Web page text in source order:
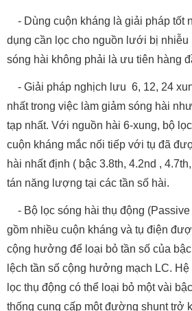
- Dùng cuộn kháng là giải pháp tốt
dụng cần lọc cho nguồn lưới bị nhiễu
sóng hài không phải là ưu tiên hàng
- Giải pháp nghịch lưu 6, 12, 24
nhất trong việc làm giảm sóng hài
tạp nhất. Với nguồn hài 6-xung, bộ
cuộn kháng mắc nối tiếp với tụ đã
hài nhất định ( bậc 3.8th, 4.2nd ,
tán năng lượng tại các tần số hài.
- Bộ lọc sóng hài thụ động (Passive
gồm nhiều cuộn kháng và tụ điện
cộng hưởng để loại bỏ tần số của
lệch tần số cộng hưởng mạch LC.
lọc thụ động có thể loại bỏ một vài
thống cung cấp một đường shunt trở